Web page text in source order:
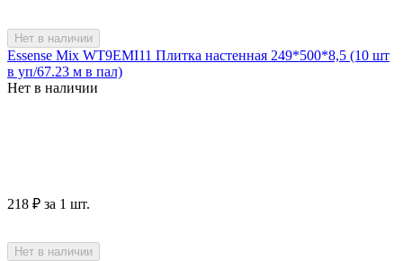
Нет в наличии
Essense Mix WT9EMI11 Плитка настенная 249*500*8,5 (10 шт
в уп/67.23 м в пал)
Нет в наличии
‍218‍ ₽ за 1 шт.
Нет в наличии